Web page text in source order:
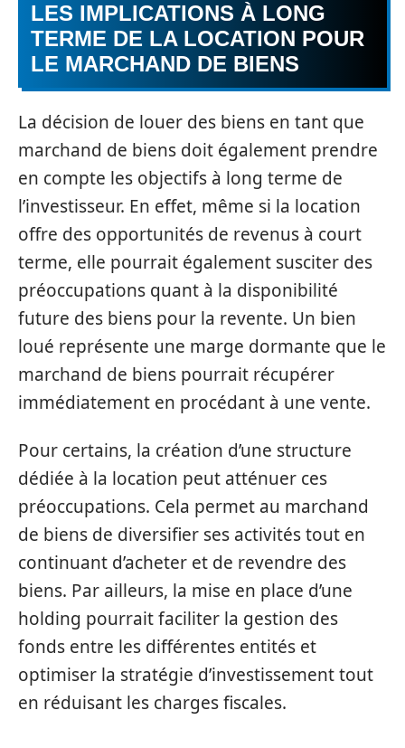
LES IMPLICATIONS À LONG
TERME DE LA LOCATION POUR
LE MARCHAND DE BIENS
La décision de louer des biens en tant que
marchand de biens doit également prendre
en compte les objectifs à long terme de
l’investisseur. En effet, même si la location
offre des opportunités de revenus à court
terme, elle pourrait également susciter des
préoccupations quant à la disponibilité
future des biens pour la revente. Un bien
loué représente une marge dormante que le
marchand de biens pourrait récupérer
immédiatement en procédant à une vente.
Pour certains, la création d’une structure
dédiée à la location peut atténuer ces
préoccupations. Cela permet au marchand
de biens de diversifier ses activités tout en
continuant d’acheter et de revendre des
biens. Par ailleurs, la mise en place d’une
holding pourrait faciliter la gestion des
fonds entre les différentes entités et
optimiser la stratégie d’investissement tout
en réduisant les charges fiscales.